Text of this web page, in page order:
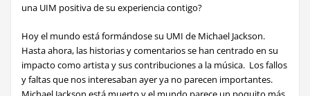
una UIM positiva de su experiencia contigo?
Hoy el mundo está formándose su UMI de Michael Jackson.
Hasta ahora, las historias y comentarios se han centrado en su
impacto como artista y sus contribuciones a la música. Los fallos
y faltas que nos interesaban ayer ya no parecen importantes.